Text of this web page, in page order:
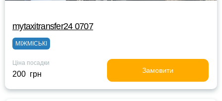
mytaxitransfer24 0707
МІЖМІСЬКІ
Ціна посадки
200 грн Замовити